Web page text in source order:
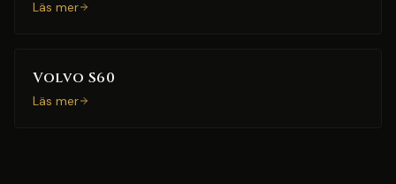
Läs mer
Volvo S60
Läs mer